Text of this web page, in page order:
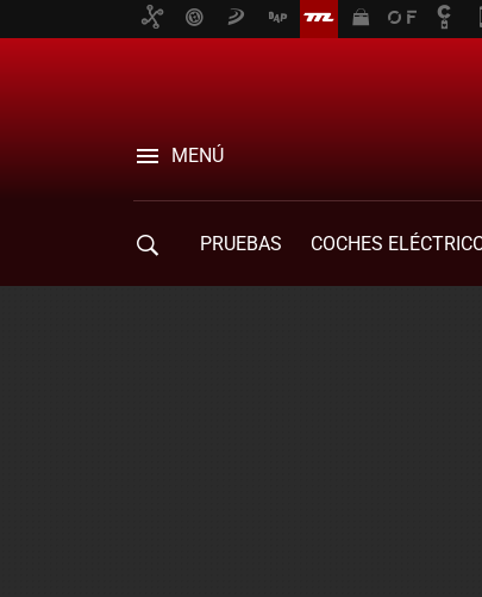
MENÚ
PRUEBAS COCHES